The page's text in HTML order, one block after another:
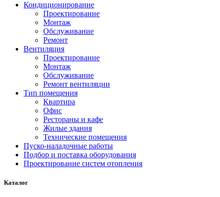
Кондиционирование
Проектирование
Монтаж
Обслуживание
Ремонт
Вентиляция
Проектирование
Монтаж
Обслуживание
Ремонт вентиляции
Тип помещения
Квартира
Офис
Рестораны и кафе
Жилые здания
Технические помещения
Пуско-наладочные работы
Подбор и поставка оборудования
Проектирование систем отопления
Каталог